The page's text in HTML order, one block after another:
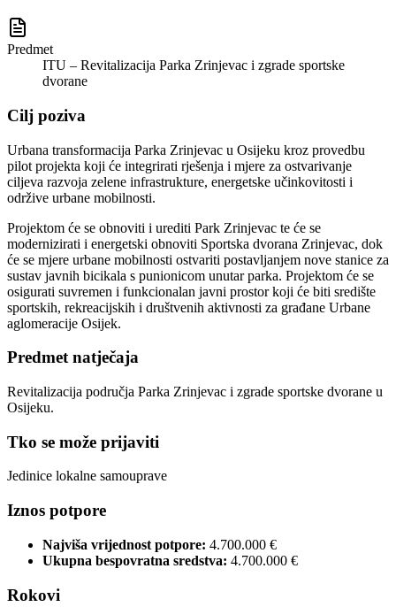
Predmet
ITU – Revitalizacija Parka Zrinjevac i zgrade sportske
dvorane
Cilj poziva
Urbana transformacija Parka Zrinjevac u Osijeku kroz provedbu
pilot projekta koji će integrirati rješenja i mjere za ostvarivanje
ciljeva razvoja zelene infrastrukture, energetske učinkovitosti i
održive urbane mobilnosti.
Projektom će se obnoviti i urediti Park Zrinjevac te će se
modernizirati i energetski obnoviti Sportska dvorana Zrinjevac, dok
će se mjere urbane mobilnosti ostvariti postavljanjem nove stanice za
sustav javnih bicikala s punionicom unutar parka. Projektom će se
osigurati suvremen i funkcionalan javni prostor koji će biti središte
sportskih, rekreacijskih i društvenih aktivnosti za građane Urbane
aglomeracije Osijek.
Predmet natječaja
Revitalizacija područja Parka Zrinjevac i zgrade sportske dvorane u
Osijeku.
Tko se može prijaviti
Jedinice lokalne samouprave
Iznos potpore
Najviša vrijednost potpore: 4.700.000 €
Ukupna bespovratna sredstva: 4.700.000 €
Rokovi